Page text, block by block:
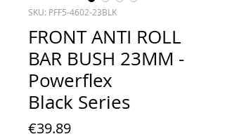
SKU: PFF5-4602-23BLK
FRONT ANTI ROLL
BAR BUSH 23MM -
Powerflex
Black Series
€39.89Price